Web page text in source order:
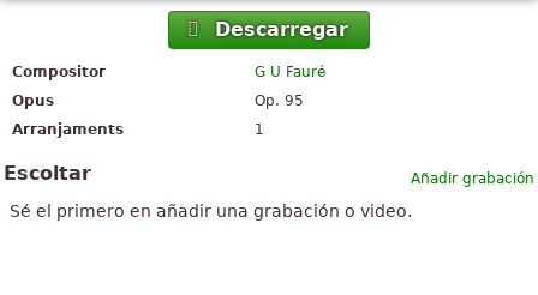
Descarregar
Compositor
G U Fauré
Opus
Op. 95
Arranjaments
1
Añadir grabación
Escoltar
Sé el primero en añadir una grabación o video.